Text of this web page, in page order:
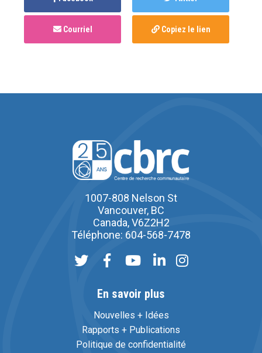
Courriel Copiez le lien
1007-808 Nelson St
Vancouver, BC
Canada, V6Z2H2
Téléphone: 604-568-7478
En savoir plus
Nouvelles + Idées
Rapports + Publications
Politique de confidentialité